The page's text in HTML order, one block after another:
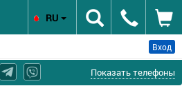
Вход
Показать телефоны
RU